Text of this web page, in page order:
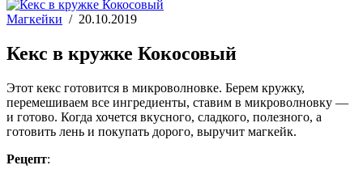
Магкейки / 20.10.2019
Кекс в кружке Кокосовый
Этот кекс готовится в микроволновке. Берем кружку,
перемешиваем все ингредиенты, ставим в микроволновку —
и готово. Когда хочется вкусного, сладкого, полезного, а
готовить лень и покупать дорого, выручит магкейк.
Рецепт: